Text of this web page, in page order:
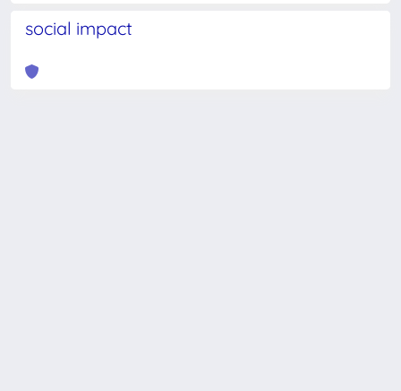
social impact